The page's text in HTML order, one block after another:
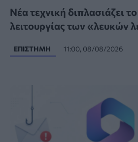
Νέα τεχνική διπλασιάζει
λειτουργίας των «λευκών
ΕΠΙΣΤΉΜΗ 11:00, 08/08/2026